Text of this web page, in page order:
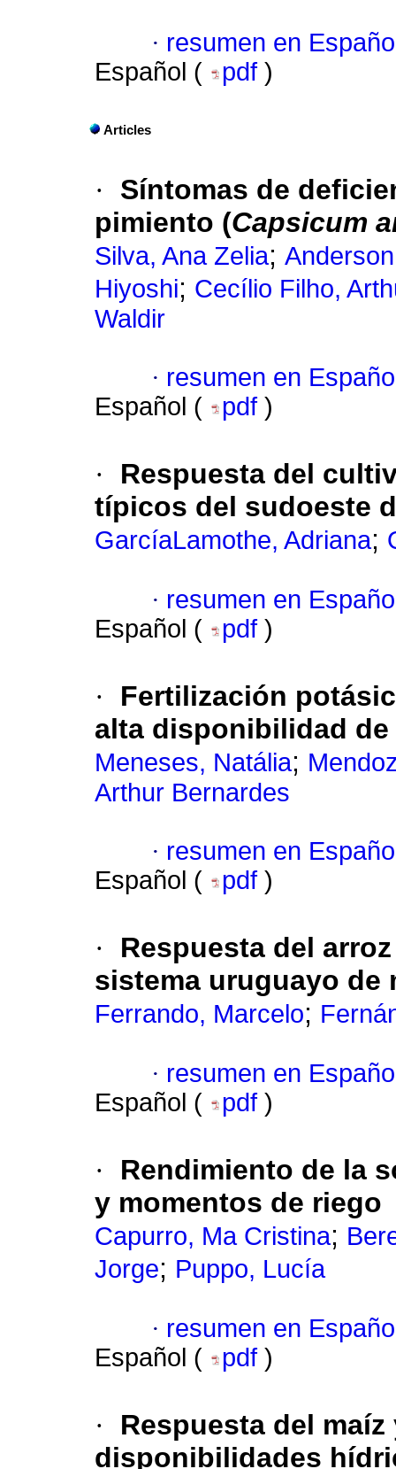
· resumen en
Español (
pdf )
Articles
·
Síntomas de
pimiento (Capsicum
Silva, Ana Zelia;
Hiyoshi; Cecílio Filho,
Waldir
· resumen en
Español (
pdf )
·
Respuesta del
típicos del sudoeste
GarcíaLamothe, Adriana;
· resumen en
Español (
pdf )
·
Fertilización
alta disponibilidad
Meneses, Natália;
Arthur Bernardes
· resumen en
Español (
pdf )
·
Respuesta del
sistema uruguayo de
Ferrando, Marcelo;
· resumen en
Español (
pdf )
·
Rendimiento de la
y momentos de riego
Capurro, Ma Cristina;
Jorge; Puppo, Lucía
· resumen en
Español (
pdf )
·
Respuesta del
disponibilidades